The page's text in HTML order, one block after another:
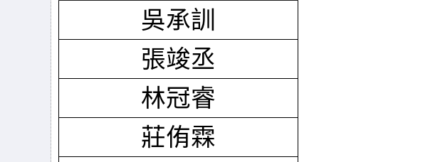
吳承訓
張竣丞
林冠睿
莊侑霖